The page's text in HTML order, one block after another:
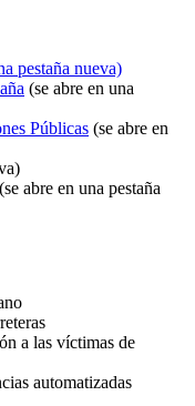
pestaña nueva)
(se abre en una
Públicas (se abre en
(se abre en una pestaña
a las víctimas de
automatizadas